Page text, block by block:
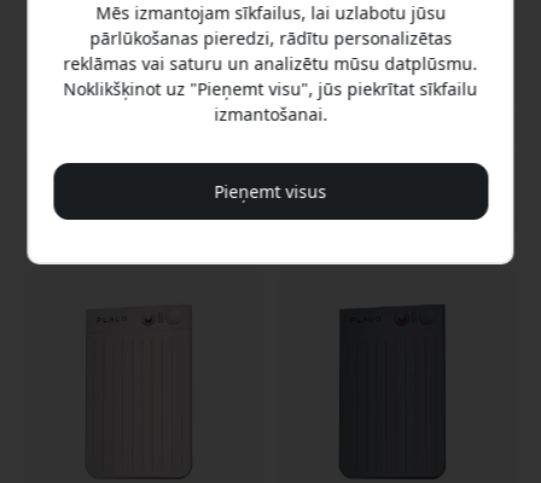
laikam
Noliktavā
189.99 EUR
laiks līdz 50 stundām
Noliktavā
189.99 EUR
Mēs izmantojam sīkfailus, lai uzlabotu jūsu
pārlūkošanas pieredzi, rādītu personalizētas
reklāmas vai saturu un analizētu mūsu datplūsmu.
Noklikšķinot uz "Pieņemt visu", jūs piekrītat sīkfailu
izmantošanai.
Pieņemt visus